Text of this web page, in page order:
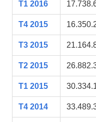
T1 2016
T4 2015
T3 2015
T2 2015
T1 2015
T4 2014